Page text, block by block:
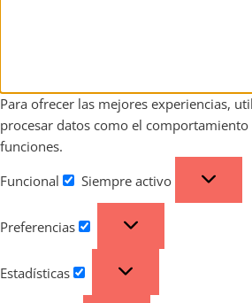
Para ofrecer las mejores experiencias,
procesar datos como el
funciones.
Funcional
Siempre activo
Preferencias
Estadísticas